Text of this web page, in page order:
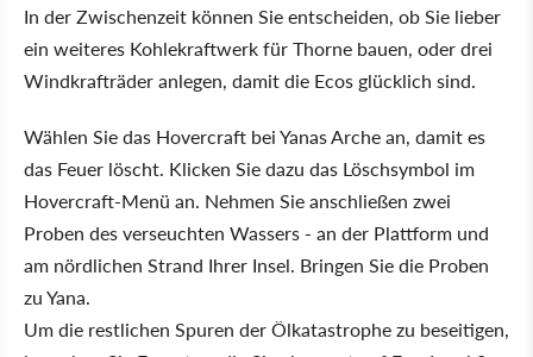
In der Zwischenzeit können Sie entscheiden, ob Sie lieber
ein weiteres Kohlekraftwerk für Thorne bauen, oder drei
Windkrafträder anlegen, damit die Ecos glücklich sind.
Wählen Sie das Hovercraft bei Yanas Arche an, damit es
das Feuer löscht. Klicken Sie dazu das Löschsymbol im
Hovercraft-Menü an. Nehmen Sie anschließen zwei
Proben des verseuchten Wassers - an der Plattform und
am nördlichen Strand Ihrer Insel. Bringen Sie die Proben
zu Yana.
Um die restlichen Spuren der Ölkatastrophe zu beseitigen,